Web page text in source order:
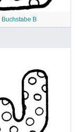
Buchstabe B